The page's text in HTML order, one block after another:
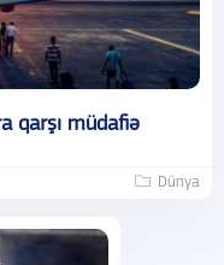
qarşı müdafiə
Dünya